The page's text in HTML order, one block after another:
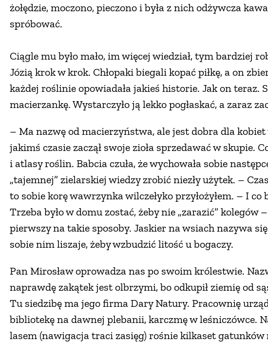
żołędzie, moczono, pieczono i była z nich odżywcza
spróbować.
Ciągle mu było mało, im więcej wiedział, tym bardziej
Józią krok w krok. Chłopaki biegali kopać piłkę, a on
każdej roślinie opowiadała jakieś historie. Jak on teraz.
macierzankę. Wystarczyło ją lekko pogłaskać, a zaraz
– Ma nazwę od macierzyństwa, ale jest dobra dla
jakimś czasie zaczął swoje zioła sprzedawać w skupie.
i atlasy roślin. Babcia czuła, że wychowała sobie
„tajemnej” zielarskiej wiedzy zrobić niezły użytek. –
to sobie korę wawrzynka wilczełyko przyłożyłem. – I
Trzeba było w domu zostać, żeby nie „zarazić” kolegów
pierwszy na takie sposoby. Jaskier na wsiach nazywa
sobie nim liszaje, żeby wzbudzić litość u bogaczy.
Pan Mirosław oprowadza nas po swoim królestwie.
naprawdę zakątek jest olbrzymi, bo odkupił ziemię od
Tu siedzibę ma jego firma Dary Natury. Pracownię
bibliotekę na dawnej plebanii, karczmę w leśniczówce.
lasem (nawigacja traci zasięg) rośnie kilkaset gatunków